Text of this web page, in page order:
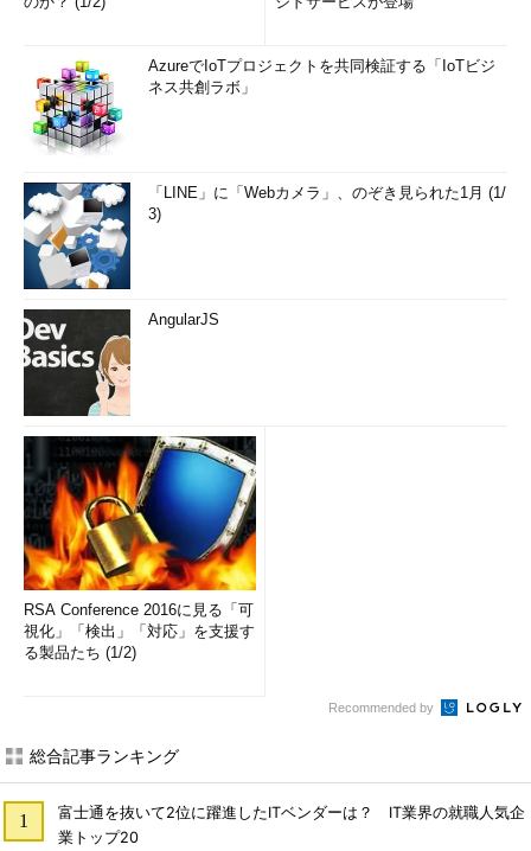
AzureでIoTプロジェクトを共同検証する「IoTビジ
ネス共創ラボ」
「LINE」に「Webカメラ」、のぞき見られた1月 (1/
3)
AngularJS
RSA Conference 2016に見る「可
視化」「検出」「対応」を支援す
る製品たち (1/2)
Recommended by
総合記事ランキング
富士通を抜いて2位に躍進したITベンダーは？ IT業界の就職人気企
業トップ20